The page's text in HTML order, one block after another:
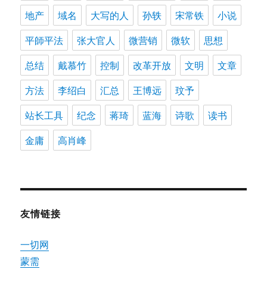
地产 域名 大写的人 孙轶 宋常铁
小说
平師平法
张大官人 微营销 微软
思想
总结
戴慕竹 控制 改革开放 文明
文章
方法
李绍白 汇总 王博远
玟予
站长工具
纪念 蒋琦 蓝海 诗歌
读书
金庸
高肖峰
友情链接
一切网
蒙需